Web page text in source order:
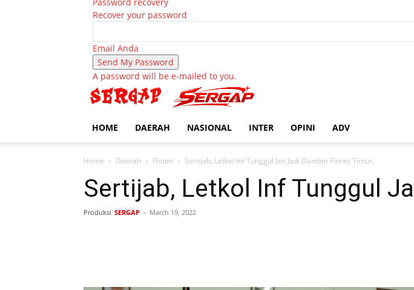
Recover your password
Email Anda
A password will be e-mailed to you.
HOME DAERAH NASIONAL INTER OPINI ADV
Home Daerah Flotim Sertijab, Letkol Inf Tunggul Jati Jadi Dandim Flores Timur.
Sertijab, Letkol Inf Tunggul
Produksi SERGAP - March 19, 2022